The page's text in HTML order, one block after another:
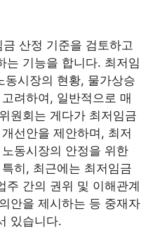
산정 기준을 검토하고
는 기능을 합니다. 최저임
동시장의 현황, 물가상승
려하여, 일반적으로 매
원회는 게다가 최저임금
선안을 제안하며, 최저
동시장의 안정을 위한
히, 최근에는 최저임금
주 간의 권위 및 이해관계
안을 제시하는 등 중재자
있습니다.